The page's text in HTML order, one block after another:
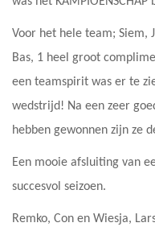
Voor het hele team; Siem,
Bas, 1 heel groot
een teamspirit was er te
wedstrijd! Na een zeer
hebben gewonnen zijn ze
Een mooie afsluiting van
succesvol seizoen.
Remko, Con en Wiesja,